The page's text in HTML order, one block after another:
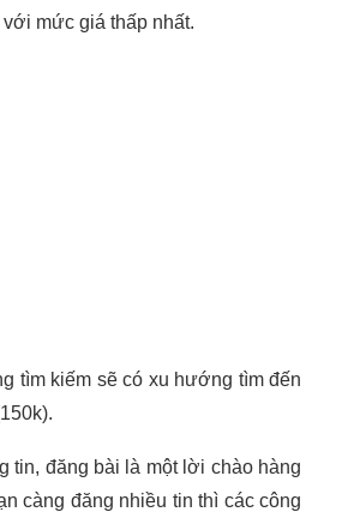
mức giá thấp nhất.
tìm kiếm sẽ có xu hướng tìm đến
tin, đăng bài là một lời chào hàng
càng đăng nhiều tin thì các công